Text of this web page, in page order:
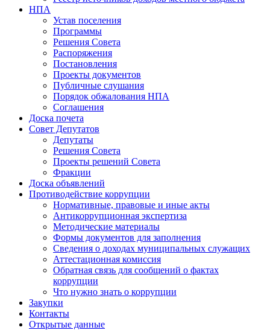
НПА
Устав поселения
Программы
Решения Совета
Распоряжения
Постановления
Проекты документов
Публичные слушания
Порядок обжалования НПА
Соглашения
Доска почета
Совет Депутатов
Депутаты
Решения Совета
Проекты решений Совета
Фракции
Доска объявлений
Противодействие коррупции
Нормативные, правовые и иные акты
Антикоррупционная экспертиза
Методические материалы
Формы документов для заполнения
Сведения о доходах муниципальных служащих
Аттестационная комиссия
Обратная связь для сообщений о фактах
коррупции
Что нужно знать о коррупции
Закупки
Контакты
Открытые данные